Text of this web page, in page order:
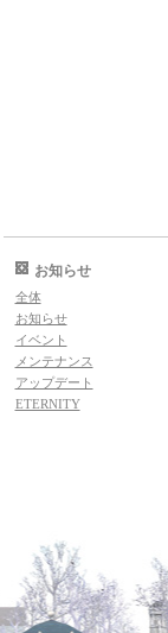
お知らせ
全体
お知らせ
イベント
メンテナンス
アップデート
ETERNITY